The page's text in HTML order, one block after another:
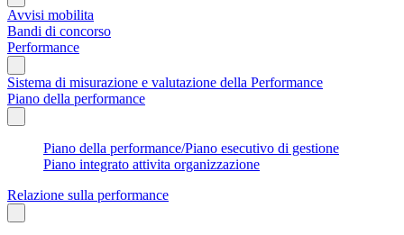
Avvisi mobilita
Bandi di concorso
Performance
Sistema di misurazione e valutazione della Performance
Piano della performance
Piano della performance/Piano esecutivo di gestione
Piano integrato attivita organizzazione
Relazione sulla performance